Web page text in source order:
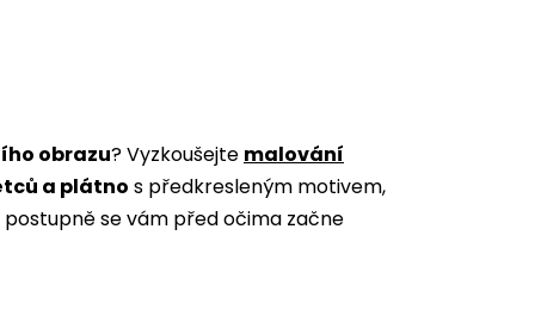
obrazu? Vyzkoušejte malování
a plátno s předkresleným motivem,
se vám před očima začne